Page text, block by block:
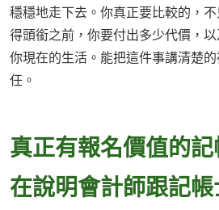
穩穩地走下去。你真正要比較的，
得頭銜之前，你要付出多少代價，
你現在的生活。能把這件事講清楚
任。
真正有報名價值的記
在說明會計師跟記